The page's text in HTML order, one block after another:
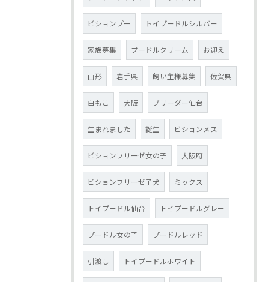
ビションプー トイプードルシルバー
家族募集 プードルクリーム お迎え
山形 岩手県 飼い主様募集 佐賀県
白もこ 大阪 ブリーダー仙台
生まれました 誕生 ビションメス
ビションフリーゼ女の子 大阪府
ビションフリーゼ子犬 ミックス
トイプードル仙台 トイプードルグレー
プードル女の子 プードルレッド
引渡し トイプードルホワイト